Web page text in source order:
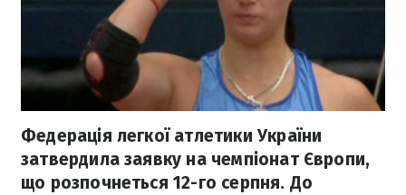
Федерація легкої атлетики України
затвердила заявку на чемпіонат Європи,
що розпочнеться 12-го серпня. До